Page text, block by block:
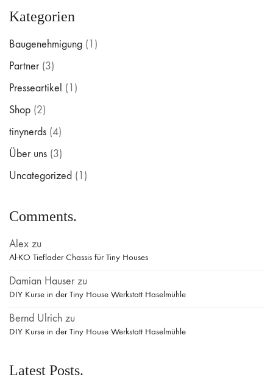
Kategorien
Baugenehmigung (1)
Partner(3)
Presseartikel (1)
Shop (2)
tinynerds (4)
Über uns (3)
Uncategorized (1)
Comments.
Alex zu
Al-KO Tieflader Chassis für Tiny Houses
Damian Hauser zu
DIY Kurse in der Tiny House Werkstatt Haselmühle
Bernd Ulrich zu
DIY Kurse in der Tiny House Werkstatt Haselmühle
Latest Posts.